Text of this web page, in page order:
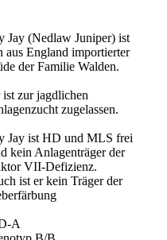
Jay (Nedlaw Juniper) ist
aus England importierter
der Familie Walden.
ist zur jagdlichen
zugelassen.
Jay ist HD und MLS frei
kein Anlagenträger der
VII-Defizienz.
ist er kein Träger der
A